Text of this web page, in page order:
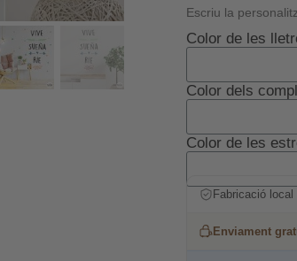
Escriu la
Color de les
Color dels
Color de les
Fabricació
Enviament